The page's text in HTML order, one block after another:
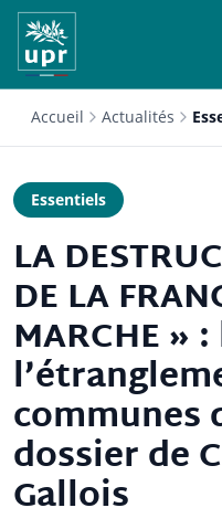
Accueil Actualités
Essentiels
LA
DE LA
MARCHE »
communes
dossier de
Gallois